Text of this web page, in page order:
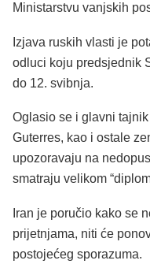
Ministarstvu vanjskih
Izjava ruskih vlasti je
odluci koju predsjednik
do 12. svibnja.
Oglasio se i glavni
Guterres, kao i ostale
upozoravaju na
smatraju velikom
Iran je poručio kako se
prijetnjama, niti će
postojećeg sporazuma.